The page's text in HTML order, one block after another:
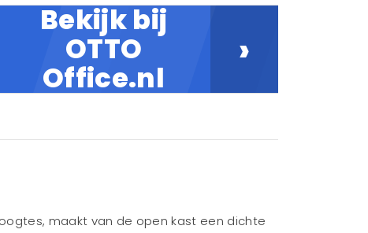
Bekijk bij
OTTO
Office.nl
›
maakt van de open kast een dichte